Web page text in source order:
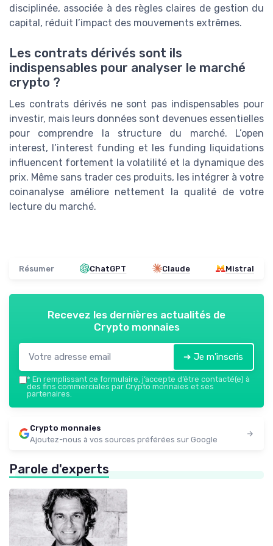
disciplinée, associée à des règles claires de gestion du
capital, réduit l’impact des mouvements extrêmes.
Les contrats dérivés sont ils
indispensables pour analyser le marché
crypto ?
Les contrats dérivés ne sont pas indispensables pour
investir, mais leurs données sont devenues essentielles
pour comprendre la structure du marché. L’open
interest, l’interest funding et les funding liquidations
influencent fortement la volatilité et la dynamique des
prix. Même sans trader ces produits, les intégrer à votre
coinanalyse améliore nettement la qualité de votre
lecture du marché.
Résumer ChatGPT Claude Mistral
Recevez les dernières actualités de
Crypto monnaies
➔ Je m'inscris
* En remplissant ce formulaire, j’accepte d’être contacté(e) à
des fins commerciales par Crypto monnaies et ses
partenaires.
Crypto monnaies
Ajoutez-nous à vos sources préférées sur Google
Parole d'experts